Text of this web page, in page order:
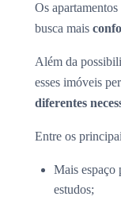
Os
busca mais
Além da
esses imóveis
diferentes
Entre os
Mais espaço
estudos;